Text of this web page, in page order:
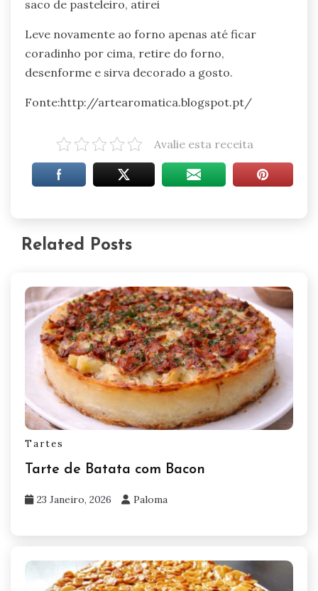
saco de pasteleiro, atirei
Leve novamente ao forno apenas até ficar
coradinho por cima, retire do forno,
desenforme e sirva decorado a gosto.
Fonte:http://artearomatica.blogspot.pt/
Avalie esta receita
Related Posts
Tartes
Tarte de Batata com Bacon
23 Janeiro, 2026 Paloma